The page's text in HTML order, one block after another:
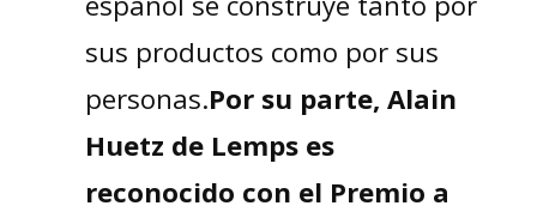
sus productos como por sus
personas.Por su parte, Alain
Huetz de Lemps es
reconocido con el Premio a